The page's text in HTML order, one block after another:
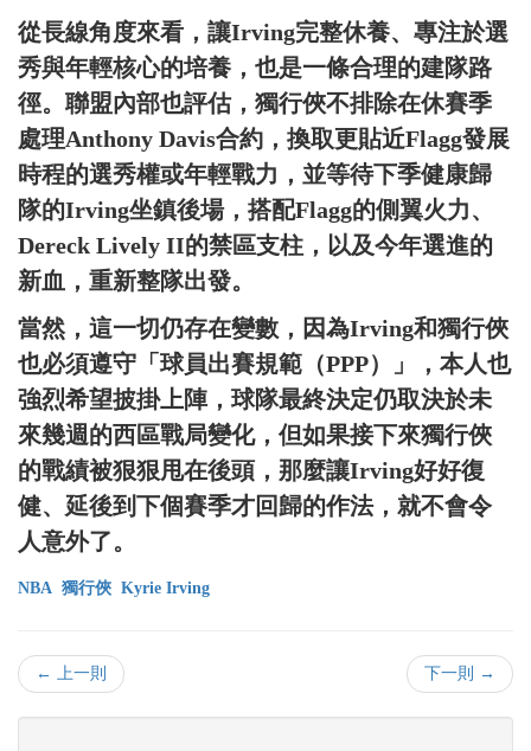
從長線角度來看，讓Irving完整休養、專注於選
秀與年輕核心的培養，也是一條合理的建隊路
徑。聯盟內部也評估，獨行俠不排除在休賽季
處理Anthony Davis合約，換取更貼近Flagg發展
時程的選秀權或年輕戰力，並等待下季健康歸
隊的Irving坐鎮後場，搭配Flagg的側翼火力、
Dereck Lively II的禁區支柱，以及今年選進的
新血，重新整隊出發。
當然，這一切仍存在變數，因為Irving和獨行俠
也必須遵守「球員出賽規範（PPP）」，本人也
強烈希望披掛上陣，球隊最終決定仍取決於未
來幾週的西區戰局變化，但如果接下來獨行俠
的戰績被狠狠甩在後頭，那麼讓Irving好好復
健、延後到下個賽季才回歸的作法，就不會令
人意外了。
NBA 獨行俠 Kyrie Irving
← 上一則 下一則 →